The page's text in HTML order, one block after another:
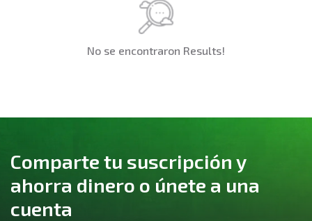
No se encontraron Results!
Comparte tu suscripción y
ahorra dinero o únete a una
cuenta